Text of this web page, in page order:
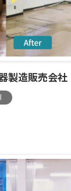
製造販売会社